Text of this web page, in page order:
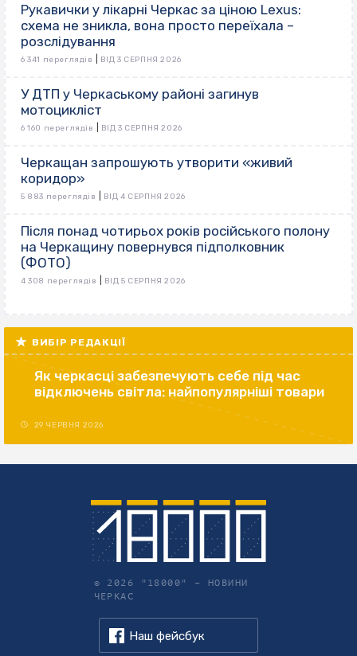
Рукавички у лікарні Черкас за ціною Lexus:
схема не зникла, вона просто переїхала –
розслідування
6 341 переглядів ВІД 3 СЕРПНЯ 2026
У ДТП у Черкаському районі загинув
мотоцикліст
6 160 переглядів ВІД 3 СЕРПНЯ 2026
Черкащан запрошують утворити «живий
коридор»
5 883 переглядів ВІД 4 СЕРПНЯ 2026
Після понад чотирьох років російського полону
на Черкащину повернувся підполковник
(ФОТО)
4 308 переглядів ВІД 5 СЕРПНЯ 2026
ВИБІР РЕДАКЦІЇ
Як черкасці забезпечують себе під час
відключень світла: найпопулярніші товари
29 ЧЕРВНЯ 2026
© 2026 "18000" – НОВИНИ
ЧЕРКАС
Наш фейсбук